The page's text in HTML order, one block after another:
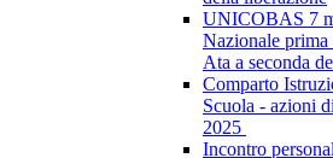
UNICOBAS 7
Nazionale
Ata a seconda
Comparto
Scuola - azioni
2025
Incontro